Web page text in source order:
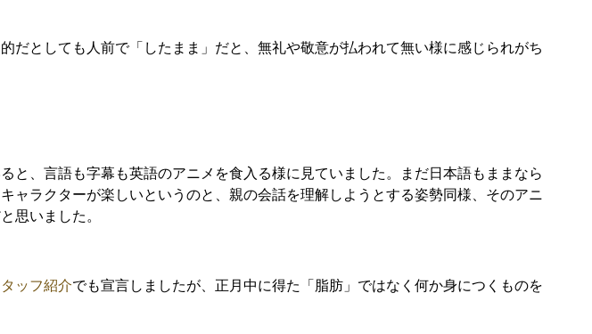
としても人前で「したまま」だと、無礼や敬意が払われて無い様に感じられがち
、言語も字幕も英語のアニメを食入る様に見ていました。まだ日本語もままなら
ャラクターが楽しいというのと、親の会話を理解しようとする姿勢同様、そのアニ
思いました。
ッフ紹介でも宣言しましたが、正月中に得た「脂肪」ではなく何か身につくものを